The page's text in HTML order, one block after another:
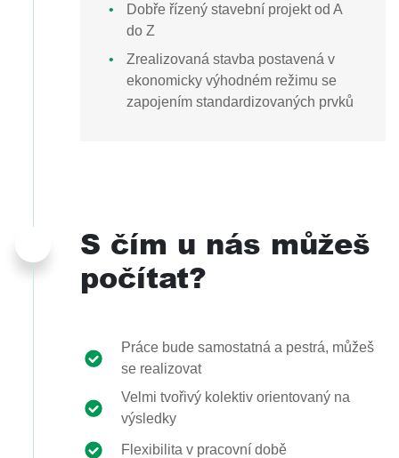
Dobře řízený stavební projekt od A
do Z
Zrealizovaná stavba postavená v
ekonomicky výhodném režimu se
zapojením standardizovaných prvků
S čím u nás můžeš
počítat?
Práce bude samostatná a pestrá, můžeš
se realizovat
Velmi tvořivý kolektiv orientovaný na
výsledky
Flexibilita v pracovní době